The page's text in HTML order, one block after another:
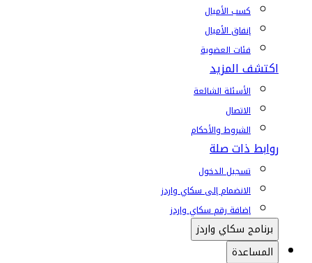
كسب الأميال
إنفاق الأميال
فئات العضوية
اكتشف المزيد
الأسئلة الشائعة
الاتصال
الشروط والأحكام
روابط ذات صلة
تسجيل الدخول
الانضمام إلى سكاي واردز
إضافة رقم سكاي واردز
برنامج سكاي واردز
المساعدة